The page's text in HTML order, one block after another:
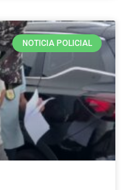
NOTICIA POLICIAL